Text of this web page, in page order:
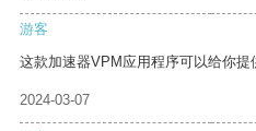
游客
这款加速器VPM应用程序可以给你提
2024-03-07